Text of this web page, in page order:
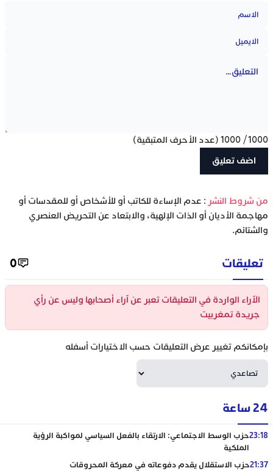
1000
/
1000 (عدد الأحرف المتبقية)
‫من شروط النشر : عدم الإساءة للكاتب أو للأشخاص أو للمقدسات أو
مهاجمة الأديان أو الذات الإلهية، والابتعاد عن التحريض العنصري
والشتائم.
تعليقات 0
الآراء الواردة في التعليقات تعبر عن آراء أصحابها وليس عن رأي
جريدة تمغربيت
بإمكانكم تغيير عرض التعليقات حسب الاختيارات أسفله
24 ساعة
23:18حزب الوسط الاجتماعي: الارتقاء بالفعل السياسي لمواكبة الرؤية
الملكية
21:37حزب الاستقلال يقدم دفوعاته في معركة المحروقات